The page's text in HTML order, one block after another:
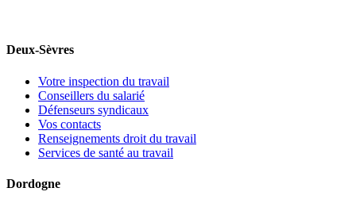
Deux-Sèvres
Votre inspection du travail
Conseillers du salarié
Défenseurs syndicaux
Vos contacts
Renseignements droit du travail
Services de santé au travail
Dordogne